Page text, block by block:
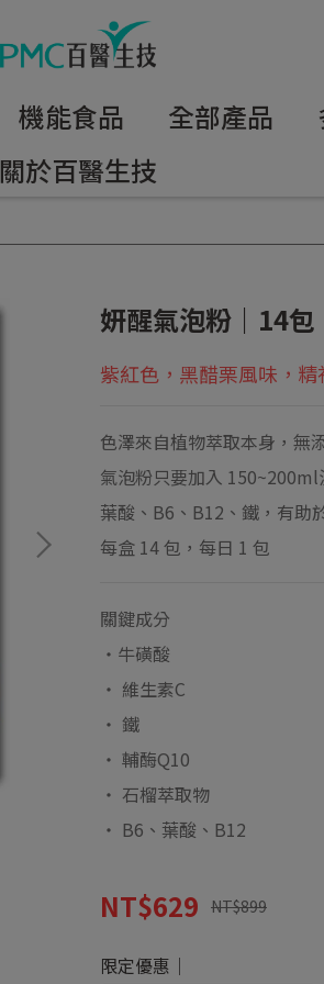
機能食品 全部產品
關於百醫生技
妍醒氣泡粉｜14包
紫紅色，黑醋栗風味，
色澤來自植物萃取本身，無
氣泡粉只要加入
葉酸、B6、B12、鐵，有助
每盒 14 包，每日 1 包
關鍵成分
‧牛磺酸
‧ 維生素C
‧ 鐵
‧ 輔酶Q10
‧ 石榴萃取物
‧ B6、葉酸、B12
NT$629 NT$899
限定優惠｜